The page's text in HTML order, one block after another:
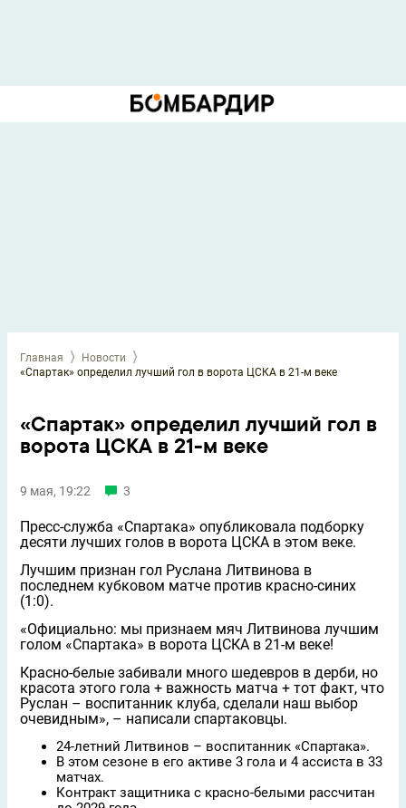
Главная
Новости
«Спартак» определил лучший гол в ворота ЦСКА в 21-м веке
«Спартак» определил лучший гол в
ворота ЦСКА в 21-м веке
9 мая, 19:22 3
Пресс-служба «Спартака» опубликовала подборку
десяти лучших голов в ворота ЦСКА в этом веке.
Лучшим признан гол Руслана Литвинова в
последнем кубковом матче против красно-синих
(1:0).
«Официально: мы признаем мяч Литвинова лучшим
голом «Cпартака» в ворота ЦСКА в 21-м веке!
Красно-белые забивали много шедевров в дерби, но
красота этого гола + важность матча + тот факт, что
Руслан – воспитанник клуба, сделали наш выбор
очевидным», – написали спартаковцы.
24-летний Литвинов – воспитанник «Спартака».
В этом сезоне в его активе 3 гола и 4 ассиста в 33
матчах.
Контракт защитника с красно-белыми рассчитан